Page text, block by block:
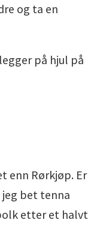
og ta en
på hjul på
enn Rørkjøp. Er
bet tenna
etter et halvt